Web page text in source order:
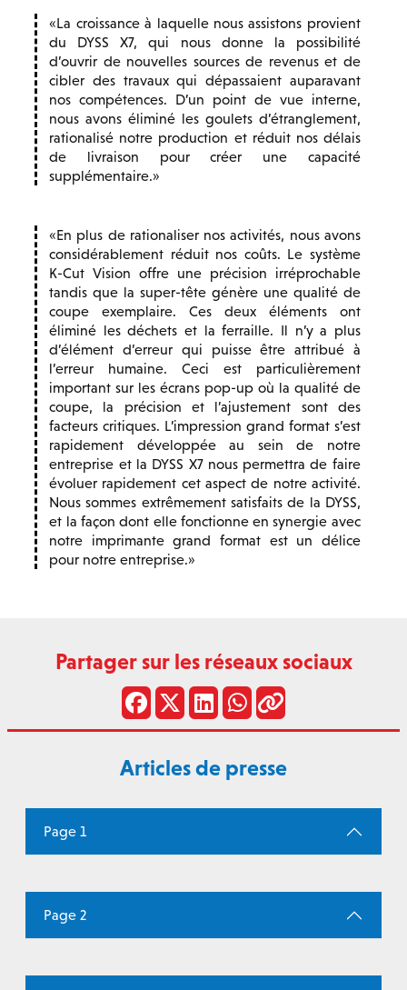
La croissance à laquelle nous assistons provient
du DYSS X7, qui nous donne la possibilité
d’ouvrir de nouvelles sources de revenus et de
cibler des travaux qui dépassaient auparavant
nos compétences. D’un point de vue interne,
nous avons éliminé les goulets d’étranglement,
rationalisé notre production et réduit nos délais
de livraison pour créer une capacité
supplémentaire.
En plus de rationaliser nos activités, nous avons
considérablement réduit nos coûts. Le système
K-Cut Vision offre une précision irréprochable
tandis que la super-tête génère une qualité de
coupe exemplaire. Ces deux éléments ont
éliminé les déchets et la ferraille. Il n’y a plus
d’élément d’erreur qui puisse être attribué à
l’erreur humaine. Ceci est particulièrement
important sur les écrans pop-up où la qualité de
coupe, la précision et l’ajustement sont des
facteurs critiques. L’impression grand format s’est
rapidement développée au sein de notre
entreprise et la DYSS X7 nous permettra de faire
évoluer rapidement cet aspect de notre activité.
Nous sommes extrêmement satisfaits de la DYSS,
et la façon dont elle fonctionne en synergie avec
notre imprimante grand format est un délice
pour notre entreprise.
Partager sur les réseaux sociaux
Articles de presse
Page 1
Page 2